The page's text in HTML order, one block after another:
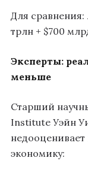
Для сравнения:
трлн + $700
Эксперты:
меньше
Старший
Institute Уэйн
экономику: